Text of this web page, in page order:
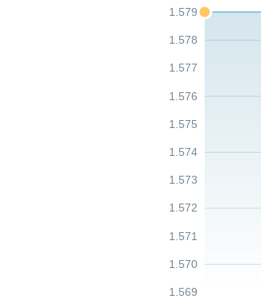
1.569
1.570
1.571
1.572
1.573
1.574
1.575
1.576
1.577
1.578
1.579